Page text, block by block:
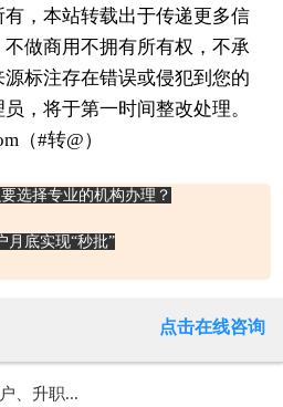
，本站转载出于传递更多信
做商用不拥有所有权，不承
标注存在错误或侵犯到您的
，将于第一时间整改处理。
（#转@）
选择专业的机构办理？
月底实现“秒批”
点击在线咨询
、升职...